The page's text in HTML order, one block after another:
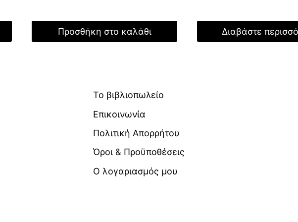
17,50 €.είναι:
12,25 €.
Προσθήκη στο καλάθι Διαβάστε
Το βιβλιοπωλείο
Επικοινωνία
Πολιτική Απορρήτου
Όροι & Προϋποθέσεις
Ο λογαριασμός μου